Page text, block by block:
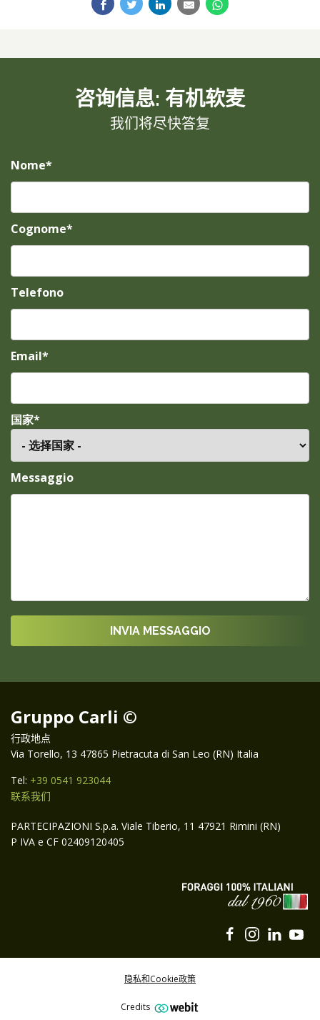
咨询信息: 有机软麦
我们将尽快答复
Nome*
Cognome*
Telefono
Email*
国家*
Messaggio
Gruppo Carli ©
行政地点
Via Torello, 13 47865 Pietracuta di San Leo (RN) Italia
Tel: +39 0541 923044
联系我们
PARTECIPAZIONI S.p.a. Viale Tiberio, 11 47921 Rimini (RN)
P IVA e CF 02409120405
隐私和Cookie政策
Credits